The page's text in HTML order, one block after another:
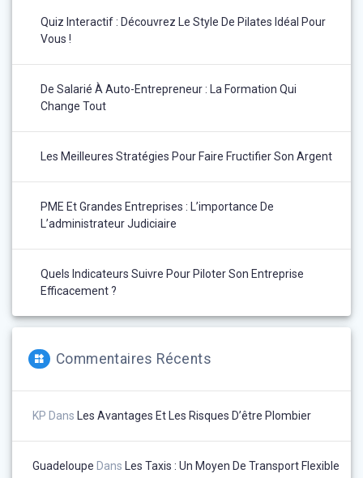
Quiz Interactif : Découvrez Le Style De Pilates Idéal Pour
Vous !
De Salarié À Auto-Entrepreneur : La Formation Qui
Change Tout
Les Meilleures Stratégies Pour Faire Fructifier Son Argent
PME Et Grandes Entreprises : L’importance De
L’administrateur Judiciaire
Quels Indicateurs Suivre Pour Piloter Son Entreprise
Efficacement ?
Commentaires Récents
KP Dans Les Avantages Et Les Risques D’être Plombier
Guadeloupe Dans Les Taxis : Un Moyen De Transport Flexible